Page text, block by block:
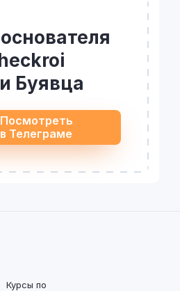
Буявца
Посмотреть
в Телеграме
Курсы по